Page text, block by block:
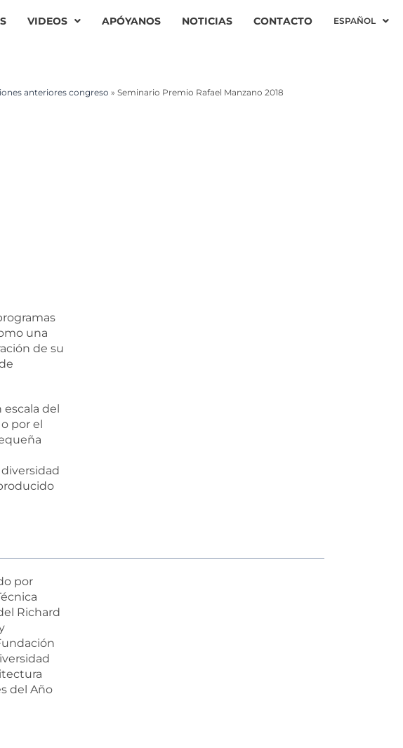
VIDEOS APÓYANOS NOTICIAS CONTACTO ESPAÑOL
anteriores congreso » Seminario Premio Rafael Manzano 2018
una
de su
del
por el
por
Richard
del Año